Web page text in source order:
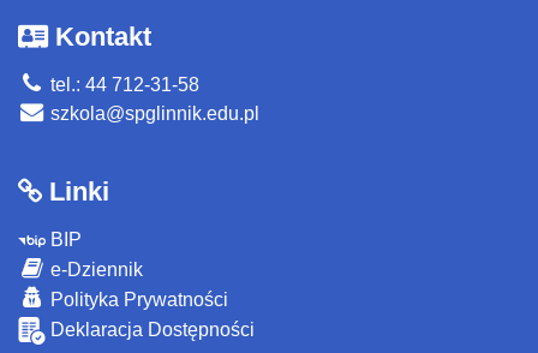
Kontakt
tel.: 44 712-31-58
szkola@spglinnik.edu.pl
Linki
BIP
e-Dziennik
Polityka Prywatności
Deklaracja Dostępności